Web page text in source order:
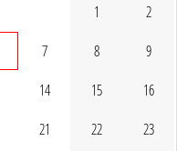
1 2
7 8 9
14 15 16
21 22 23